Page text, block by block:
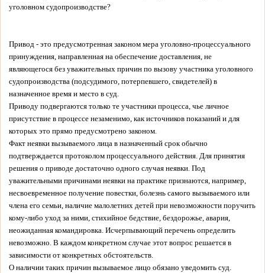
уголовном судопроизводстве?
Привод - это предусмотренная законом мера уголовно-процессуального
принуждения, направленная на обеспечение доставления, не
являющегося без уважительных причин по вызову участника уголовного
судопроизводства (подсудимого, потерпевшего, свидетелей) в
назначенное время и место в суд.
Приводу подвергаются только те участники процесса, чье личное
присутствие в процессе незаменимо, как источников показаний и для
которых это прямо предусмотрено законом.
Факт неявки вызываемого лица в назначенный срок обычно
подтверждается протоколом процессуального действия. Для принятия
решения о приводе достаточно одного случая неявки. Под
уважительными причинами неявки на практике признаются, например,
несвоевременное получение повестки, болезнь самого вызываемого или
члена его семьи, наличие малолетних детей при невозможности поручить
кому-либо уход за ними, стихийное бедствие, бездорожье, авария,
неожиданная командировка. Исчерпывающий перечень определить
невозможно. В каждом конкретном случае этот вопрос решается в
зависимости от конкретных обстоятельств.
О наличии таких причин вызываемое лицо обязано уведомить суд.